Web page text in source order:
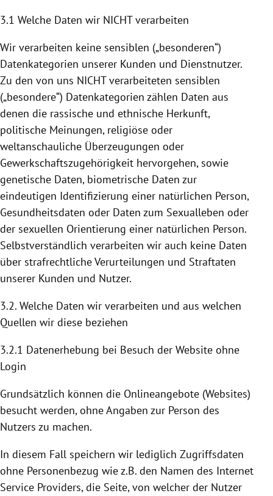
3.1 Welche Daten wir NICHT verarbeiten
Wir verarbeiten keine sensiblen („besonderen“)
Datenkategorien unserer Kunden und Dienstnutzer.
Zu den von uns NICHT verarbeiteten sensiblen
(„besondere“) Datenkategorien zählen Daten aus
denen die rassische und ethnische Herkunft,
politische Meinungen, religiöse oder
weltanschauliche Überzeugungen oder
Gewerkschaftszugehörigkeit hervorgehen, sowie
genetische Daten, biometrische Daten zur
eindeutigen Identifizierung einer natürlichen Person,
Gesundheitsdaten oder Daten zum Sexualleben oder
der sexuellen Orientierung einer natürlichen Person.
Selbstverständlich verarbeiten wir auch keine Daten
über strafrechtliche Verurteilungen und Straftaten
unserer Kunden und Nutzer.
3.2. Welche Daten wir verarbeiten und aus welchen
Quellen wir diese beziehen
3.2.1 Datenerhebung bei Besuch der Website ohne
Login
Grundsätzlich können die Onlineangebote (Websites)
besucht werden, ohne Angaben zur Person des
Nutzers zu machen.
In diesem Fall speichern wir lediglich Zugriffsdaten
ohne Personenbezug wie z.B. den Namen des Internet
Service Providers, die Seite, von welcher der Nutzer